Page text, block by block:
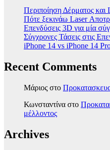
Περιποίηση Δέρματος
Πότε ξεκινάω Laser
Επενδύσεις 3D για μία
Σύγχρονες Τάσεις στις
iPhone 14 vs iPhone 14
Recent Comments
Μάριος στο
Κωνσταντίνα στο
μέλλοντος
Archives